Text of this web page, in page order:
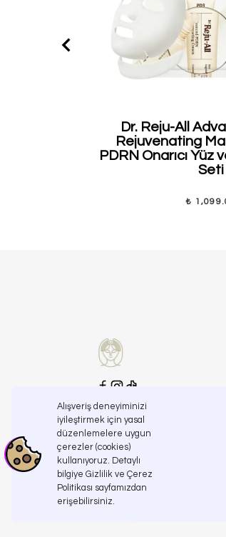
Alışveriş deneyiminizi
iyileştirmek için yasal
düzenlemelere uygun
çerezler (cookies)
kullanıyoruz. Detaylı
bilgiye Gizlilik ve Çerez
Politikası sayfamızdan
erişebilirsiniz.
Dr. Reju-All
Rejuvenating
PDRN Onarıcı Yüz
Seti
₺
İletişime Geçin
info@koreanroutine.com
© Korean Routine , 2025